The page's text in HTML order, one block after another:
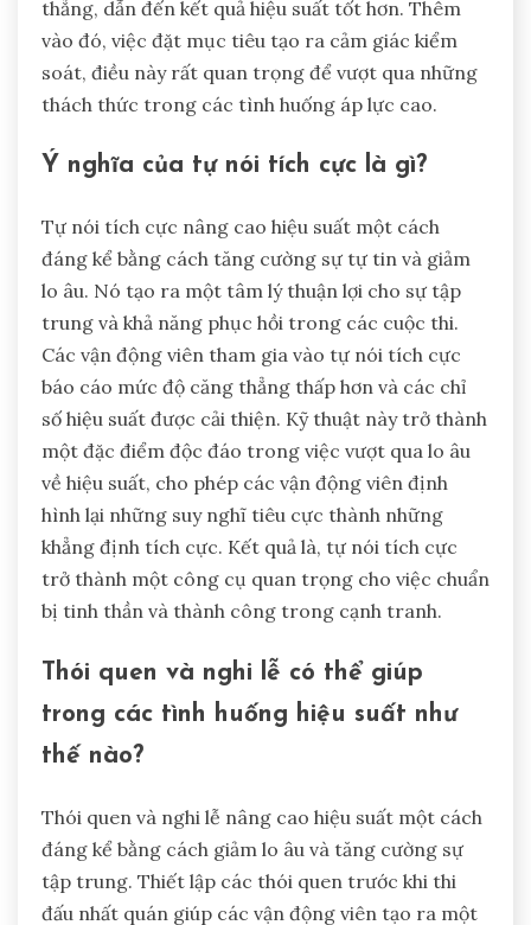
thẳng, dẫn đến kết quả hiệu suất tốt hơn. Thêm
vào đó, việc đặt mục tiêu tạo ra cảm giác kiểm
soát, điều này rất quan trọng để vượt qua những
thách thức trong các tình huống áp lực cao.
Ý nghĩa của tự nói tích cực là gì?
Tự nói tích cực nâng cao hiệu suất một cách
đáng kể bằng cách tăng cường sự tự tin và giảm
lo âu. Nó tạo ra một tâm lý thuận lợi cho sự tập
trung và khả năng phục hồi trong các cuộc thi.
Các vận động viên tham gia vào tự nói tích cực
báo cáo mức độ căng thẳng thấp hơn và các chỉ
số hiệu suất được cải thiện. Kỹ thuật này trở thành
một đặc điểm độc đáo trong việc vượt qua lo âu
về hiệu suất, cho phép các vận động viên định
hình lại những suy nghĩ tiêu cực thành những
khẳng định tích cực. Kết quả là, tự nói tích cực
trở thành một công cụ quan trọng cho việc chuẩn
bị tinh thần và thành công trong cạnh tranh.
Thói quen và nghi lễ có thể giúp
trong các tình huống hiệu suất như
thế nào?
Thói quen và nghi lễ nâng cao hiệu suất một cách
đáng kể bằng cách giảm lo âu và tăng cường sự
tập trung. Thiết lập các thói quen trước khi thi
đấu nhất quán giúp các vận động viên tạo ra một